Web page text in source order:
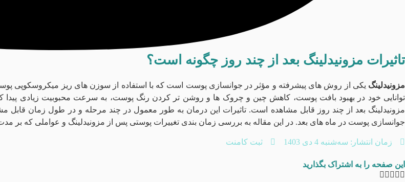
تاثیرات مزونیدلینگ بعد از چند روز چگونه است؟
مزونیدلینگ یکی از روش‌ های پیشرفته و مؤثر در جوانسازی پوست است که با استفاده از سوزن‌ های ریز میکروسکوپی پوست
توانایی خود در بهبود بافت پوست، کاهش چین و چروک‌ ها و روشن‌ تر کردن رنگ پوست، به سرعت محبوبیت زیادی پیدا
مزونیدلینگ بعد از چند روز قابل مشاهده است. تاثیرات این درمان به طور معمول در چند مرحله و در طول زمان قابل
جوانسازی پوست در ماه‌ های بعد. در این مقاله به بررسی زمان‌ بندی تغییرات پوستی پس از مزونیدلینگ و عواملی که بر مدت
زمان انتشار: سه‌شنبه 4 دی 1403 ثبت کامنت
این صفحه را به اشتراک بگذارید